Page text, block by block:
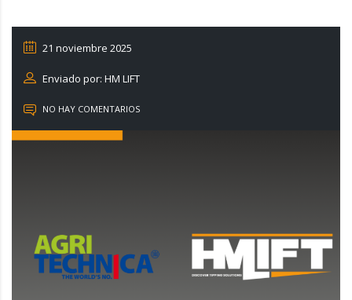
21 noviembre 2025
Enviado por: HM LIFT
NO HAY COMENTARIOS